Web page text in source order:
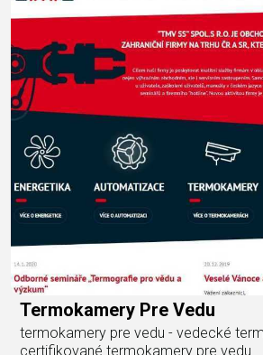
Termokamery Pre Vedu
termokamery pre vedu - vedecké
certifikované termokamery pre vedu